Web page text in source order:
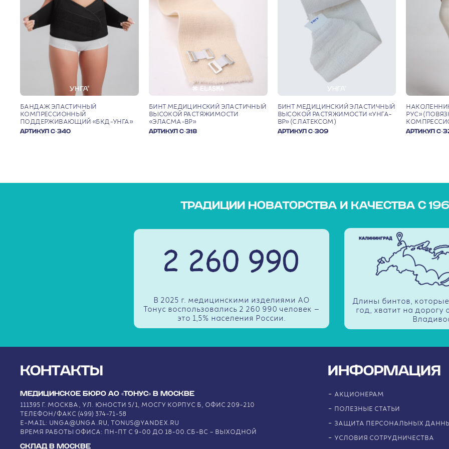
БАНДАЖ ЭЛАСТИЧНЫЙ
КОМПРЕССИОННЫЙ
ПОДДЕРЖИВАЮЩИЙ «БКД-УНГА»
АРТИКУЛ С-340
БИНТ МЕДИЦИНСКИЙ ЭЛАСТИЧНЫЙ
ВЫСОКОЙ РАСТЯЖИМОСТИ
«ЭЛАСМА-ВР»
АРТИКУЛ С-318
БИНТ МЕДИЦИНСКИЙ ЭЛАСТИЧНЫЙ
ВЫСОКОЙ РАСТЯЖИМОСТИ «УНГА-
ВР» (С ЛАТЕКСОМ)
АРТИКУЛ С-309
РУС»
АРТИКУЛ С-
ТРАДИЦИИ НОВАТОРСТВА И КАЧЕСТВА С
В 2025 г. медицинскими изделиями АО
Тонус воспользовались 2 260 990 человек —
это 1,5% населения России.
Длины бинтов,
год, хватит на дорогу
КОНТАКТЫ
МЕДИЦИНСКОЕ БЮРО АО «ТОНУС» В МОСКВЕ
111395 Г. МОСКВА, УЛ. ЮНОСТИ 5/1, МОСГУ КОРПУС Б, ОФИС 209-210
ТЕЛЕФОН/ФАКС (499) 374-71-58
E-MAIL: UNGA@UNGA.RU, TONUS@YANDEX.RU
ВРЕМЯ РАБОТЫ ОФИСА: ПН-ПТ С 9-00 ДО 18-00.СБ-ВС – ВЫХОДНОЙ
СКЛАД В МОСКВЕ
ИНФОРМАЦИЯ
АКЦИОНЕРАМ
ПОЛЕЗНЫЕ СТАТЬИ
ЗАЩИТА ПЕРСОНАЛЬНЫХ
УСЛОВИЯ СОТРУДНИЧЕСТВА